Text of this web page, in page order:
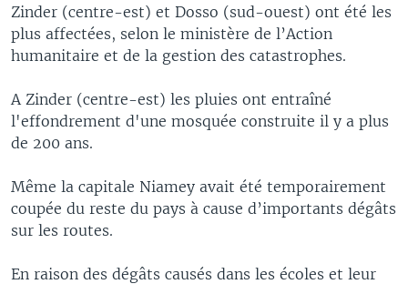
Zinder (centre-est) et Dosso (sud-ouest) ont été les
plus affectées, selon le ministère de l’Action
humanitaire et de la gestion des catastrophes.
A Zinder (centre-est) les pluies ont entraîné
l'effondrement d'une mosquée construite il y a plus
de 200 ans.
Même la capitale Niamey avait été temporairement
coupée du reste du pays à cause d’importants dégâts
sur les routes.
En raison des dégâts causés dans les écoles et leur